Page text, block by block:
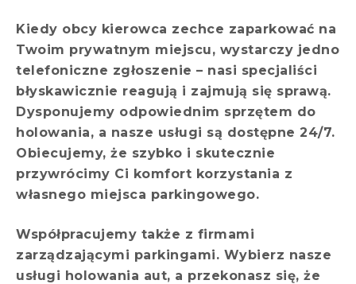
Kiedy obcy kierowca zechce zaparkować na
Twoim prywatnym miejscu, wystarczy jedno
telefoniczne zgłoszenie – nasi specjaliści
błyskawicznie reagują i zajmują się sprawą.
Dysponujemy odpowiednim sprzętem do
holowania, a nasze usługi są dostępne 24/7.
Obiecujemy, że szybko i skutecznie
przywrócimy Ci komfort korzystania z
własnego miejsca parkingowego.
Współpracujemy także z firmami
zarządzającymi parkingami. Wybierz nasze
usługi holowania aut, a przekonasz się, że